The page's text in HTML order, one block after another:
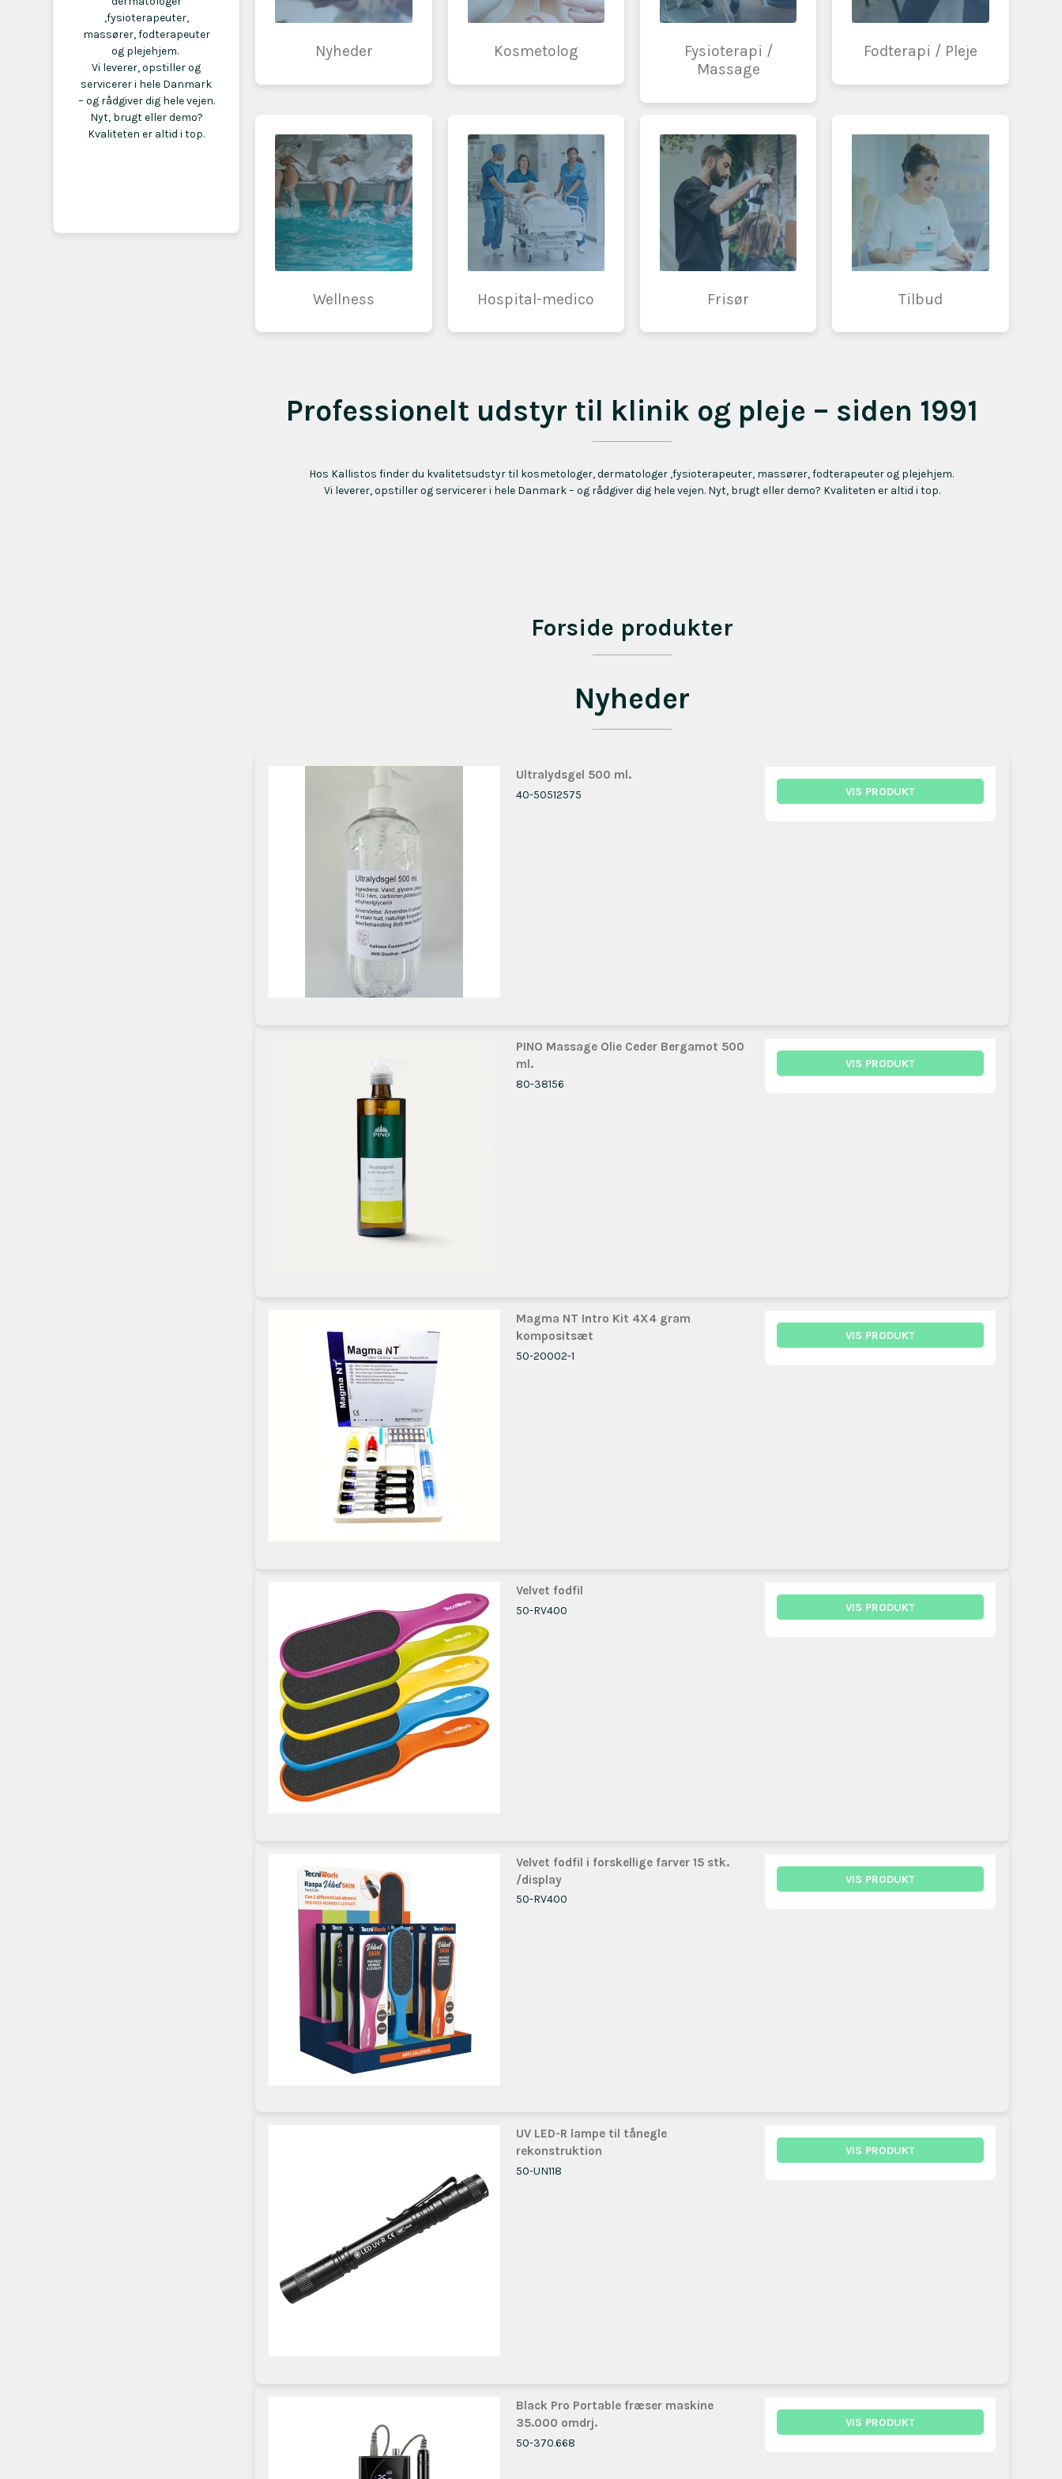
,fysioterapeuter,
massører, fodterapeuter
og plejehjem.
Vi leverer, opstiller og
servicerer i hele Danmark
– og rådgiver dig hele vejen.
Nyt, brugt eller demo?
Kvaliteten er altid i top.
Nyheder Kosmetolog
Fysioterapi /
Massage
Fodterapi / Pleje
Wellness Hospital-medico Frisør Tilbud
Professionelt udstyr til klinik og pleje – siden 1991
Hos Kallistos finder du kvalitetsudstyr til kosmetologer, dermatologer ,fysioterapeuter, massører, fodterapeuter og plejehjem.
Vi leverer, opstiller og servicerer i hele Danmark – og rådgiver dig hele vejen. Nyt, brugt eller demo? Kvaliteten er altid i top.
Forside produkter
Nyheder
Ultralydsgel 500 ml.
40-50512575 VIS PRODUKT
PINO Massage Olie Ceder Bergamot 500
ml.
80-38156
VIS PRODUKT
Magma NT Intro Kit 4X4 gram
kompositsæt
50-20002-1
VIS PRODUKT
Velvet fodfil
50-RV400 VIS PRODUKT
Velvet fodfil i forskellige farver 15 stk.
/display
50-RV400
VIS PRODUKT
UV LED-R lampe til tånegle
rekonstruktion
50-UN118
VIS PRODUKT
Black Pro Portable fræser maskine
35.000 omdrj.
50-370.668
VIS PRODUKT